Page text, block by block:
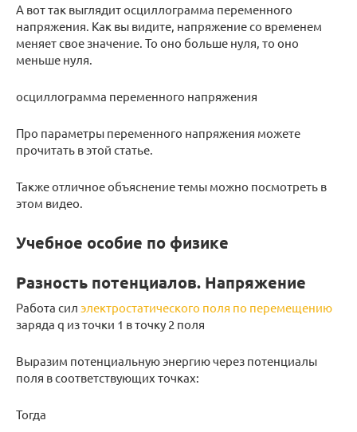
А вот так выглядит осциллограмма переменного
напряжения. Как вы видите, напряжение со временем
меняет свое значение. То оно больше нуля, то оно
меньше нуля.
осциллограмма переменного напряжения
Про параметры переменного напряжения можете
прочитать в этой статье.
Также отличное объяснение темы можно посмотреть в
этом видео.
Учебное особие по физике
Разность потенциалов. Напряжение
Работа сил электростатического поля по перемещению
заряда q из точки 1 в точку 2 поля
Выразим потенциальную энергию через потенциалы
поля в соответствующих точках:
Тогда